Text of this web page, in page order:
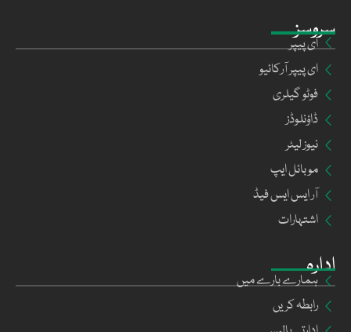
ادارہ
ہمارے بارے میں
رابطہ کریں
سروسز
ای پیپر
ای پیپر آرکائیو
فوٹو گیلری
ڈاؤنلوڈز
نیوز لیٹر
موبائل ایپ
آر ایس ایس فیڈ
اشتہارات